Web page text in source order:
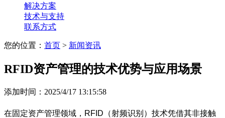
解决方案
技术与支持
联系方式
您的位置： 首页 > 新闻资讯
RFID资产管理的技术优势与应用场景
添加时间：2025/4/17 13:15:58
在固定资产管理领域，RFID（射频识别）技术凭借其非接触